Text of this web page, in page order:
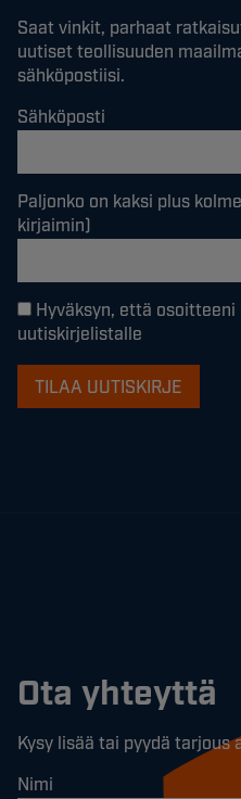
Saat vinkit, parhaat
uutiset teollisuuden
sähköpostiisi.
Sähköposti
Paljonko on kaksi plus
kirjaimin)
Hyväksyn, että
uutiskirjelistalle
Ota yhteyttä
Kysy lisää tai pyydä tarjous
Nimi